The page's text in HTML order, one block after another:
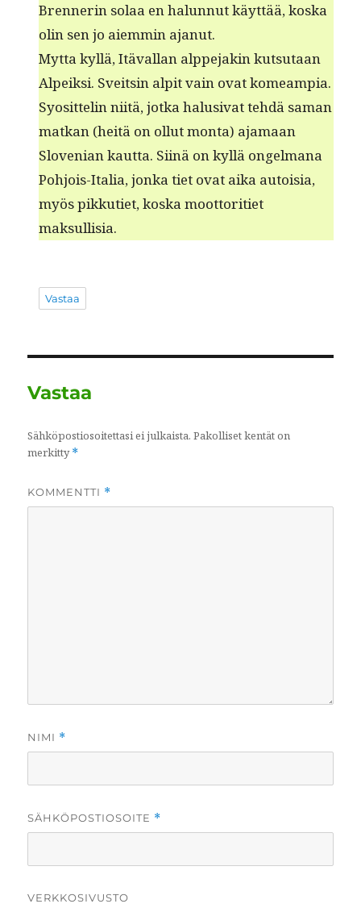
Bren­ner­in solaa en halun­nut käyt­tää, kos­ka
olin sen jo aiem­min ajanut.
Myt­ta kyl­lä, Itä­val­lan alppe­jakin kut­su­taan
Alpeik­si. Sveitsin alpit vain ovat komeampia.
Syosit­telin niitä, jot­ka halu­si­vat tehdä saman
matkan (heitä on ollut mon­ta) aja­maan
Sloven­ian kaut­ta. Siinä on kyl­lä ongel­mana
Pohjois-Italia, jon­ka tiet ovat aika autoisia,
myös pikku­ti­et, kos­ka moot­tori­ti­et
maksullisia.
Vastaa
Vastaa
Sähköpostiosoitettasi ei julkaista. Pakolliset kentät on
merkitty*
KOMMENTTI *
NIMI *
SÄHKÖPOSTIOSOITE *
VERKKOSIVUSTO